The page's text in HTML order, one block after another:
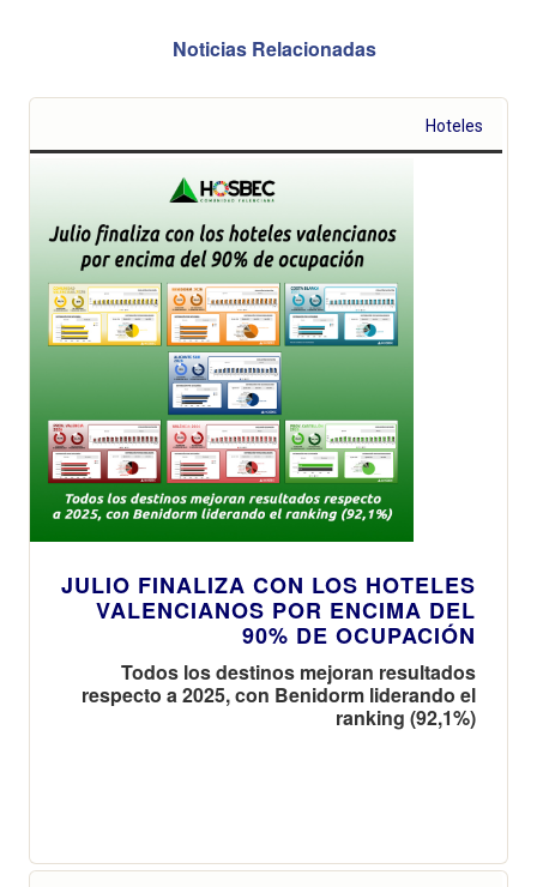
Noticias Relacionadas
Hoteles
JULIO FINALIZA CON LOS HOTELES
VALENCIANOS POR ENCIMA DEL
90% DE OCUPACIÓN
Todos los destinos mejoran resultados
respecto a 2025, con Benidorm liderando el
ranking (92,1%)